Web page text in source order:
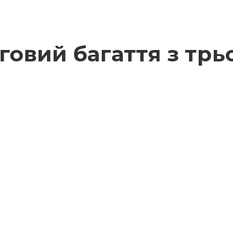
багаття з